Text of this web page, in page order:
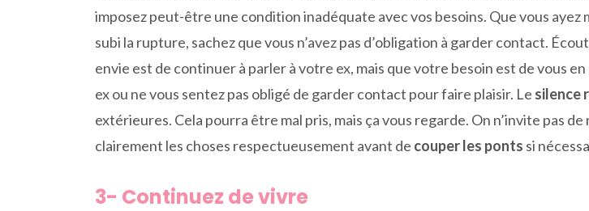
imposez peut-être une condition inadéquate avec vos besoins. Que vous ayez
subi la rupture, sachez que vous n’avez pas d’obligation à garder contact.
envie est de continuer à parler à votre ex, mais que votre besoin est de vous
ex ou ne vous sentez pas obligé de garder contact pour faire plaisir. Le silence
extérieures. Cela pourra être mal pris, mais ça vous regarde. On n’invite pas
clairement les choses respectueusement avant de couper les ponts si
3- Continuez de vivre